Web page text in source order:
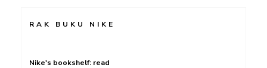
RAK BUKU NIKE
Nike's bookshelf: read